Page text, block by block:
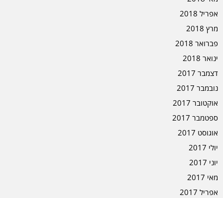
אפריל 2018
מרץ 2018
פברואר 2018
ינואר 2018
דצמבר 2017
נובמבר 2017
אוקטובר 2017
ספטמבר 2017
אוגוסט 2017
יולי 2017
יוני 2017
מאי 2017
אפריל 2017